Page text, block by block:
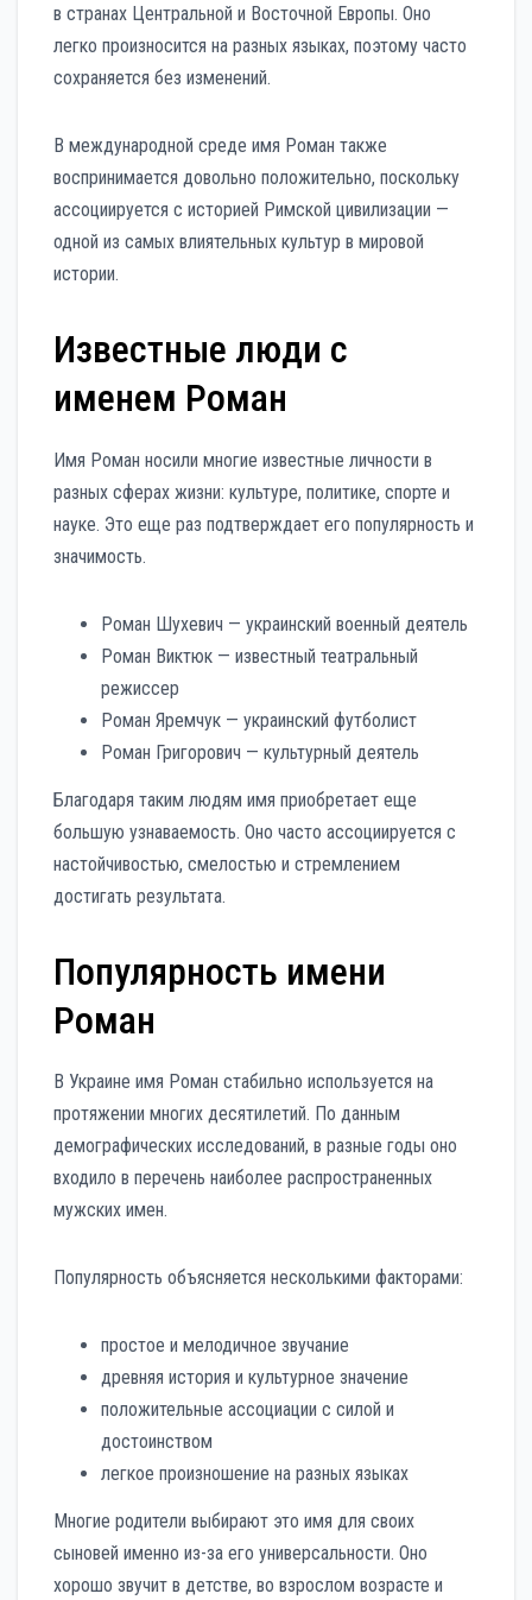
в странах Центральной и Восточной Европы. Оно
легко произносится на разных языках, поэтому часто
сохраняется без изменений.
В международной среде имя Роман также
воспринимается довольно положительно, поскольку
ассоциируется с историей Римской цивилизации —
одной из самых влиятельных культур в мировой
истории.
Известные люди с
именем Роман
Имя Роман носили многие известные личности в
разных сферах жизни: культуре, политике, спорте и
науке. Это еще раз подтверждает его популярность и
значимость.
Роман Шухевич — украинский военный деятель
Роман Виктюк — известный театральный
режиссер
Роман Яремчук — украинский футболист
Роман Григорович — культурный деятель
Благодаря таким людям имя приобретает еще
большую узнаваемость. Оно часто ассоциируется с
настойчивостью, смелостью и стремлением
достигать результата.
Популярность имени
Роман
В Украине имя Роман стабильно используется на
протяжении многих десятилетий. По данным
демографических исследований, в разные годы оно
входило в перечень наиболее распространенных
мужских имен.
Популярность объясняется несколькими факторами:
простое и мелодичное звучание
древняя история и культурное значение
положительные ассоциации с силой и
достоинством
легкое произношение на разных языках
Многие родители выбирают это имя для своих
сыновей именно из-за его универсальности. Оно
хорошо звучит в детстве, во взрослом возрасте и